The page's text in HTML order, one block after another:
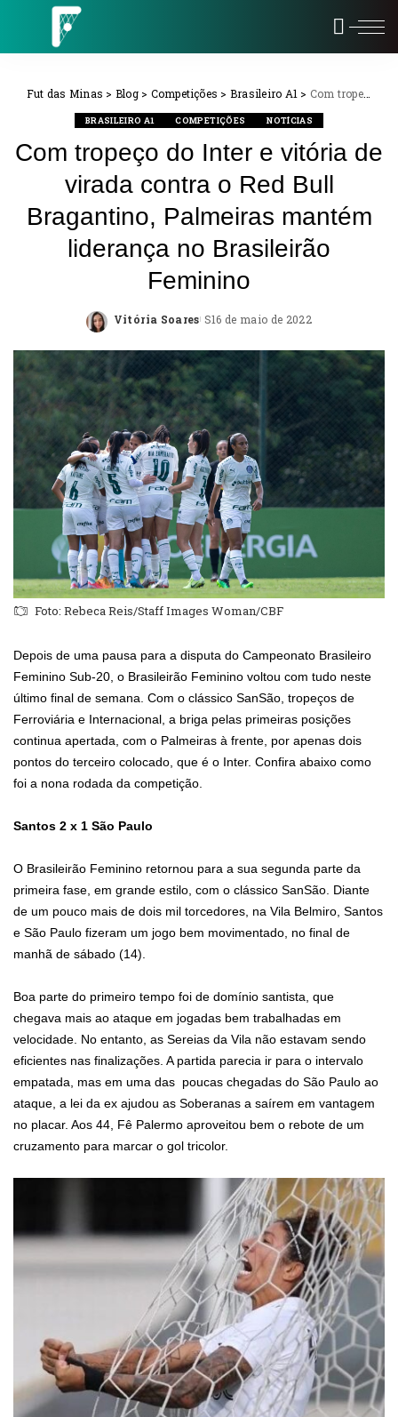
Fut das Minas > Blog> Competições > Brasileiro A1 > Com tropeço do Inter e vitória de virada contra o Red Bull Bragantino, Palmeiras mantém liderança no Brasileirão Feminino
BRASILEIRO A1 COMPETIÇÕES NOTÍCIAS
Com tropeço do Inter e vitória de
virada contra o Red Bull
Bragantino, Palmeiras mantém
liderança no Brasileirão
Feminino
Posted
Vitória Soares 16 de maio de 2022
Foto: Rebeca Reis/Staff Images Woman/CBF
Depois de uma pausa para a disputa do Campeonato Brasileiro
Feminino Sub-20, o Brasileirão Feminino voltou com tudo neste
último final de semana. Com o clássico SanSão, tropeços de
Ferroviária e Internacional, a briga pelas primeiras posições
continua apertada, com o Palmeiras à frente, por apenas dois
pontos do terceiro colocado, que é o Inter. Confira abaixo como
foi a nona rodada da competição.
Santos 2 x 1 São Paulo
O Brasileirão Feminino retornou para a sua segunda parte da
primeira fase, em grande estilo, com o clássico SanSão. Diante
de um pouco mais de dois mil torcedores, na Vila Belmiro, Santos
e São Paulo fizeram um jogo bem movimentado, no final de
manhã de sábado (14).
Boa parte do primeiro tempo foi de domínio santista, que
chegava mais ao ataque em jogadas bem trabalhadas em
velocidade. No entanto, as Sereias da Vila não estavam sendo
eficientes nas finalizações. A partida parecia ir para o intervalo
empatada, mas em uma das poucas chegadas do São Paulo ao
ataque, a lei da ex ajudou as Soberanas a saírem em vantagem
no placar. Aos 44, Fê Palermo aproveitou bem o rebote de um
cruzamento para marcar o gol tricolor.